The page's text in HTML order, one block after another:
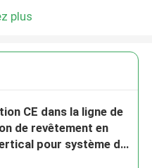
plus
CE dans la ligne de
de revêtement en
pour système de